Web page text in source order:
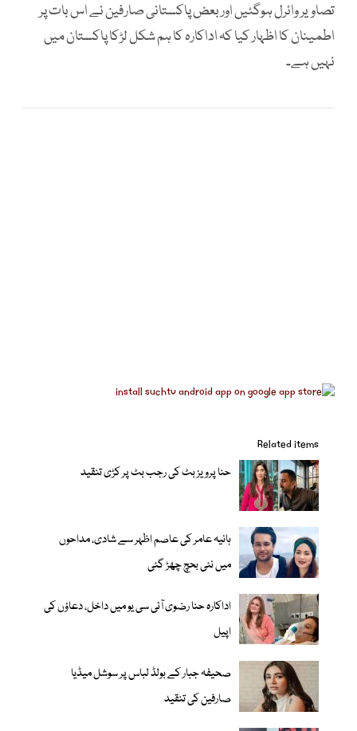
تصاویر وائرل ہوگئیں اور بعض پاکستانی صارفین نے اس بات پر
اطمینان کا اظہار کیا کہ اداکارہ کا ہم شکل لڑکا پاکستان میں
نہیں ہے۔
Related items
حنا پرویز بٹ کی رجب بٹ پر کڑی تنقید
ہانیہ عامر کی عاصم اظہر سے شادی، مداحوں
میں نئی بحچ چھڑ گئی
اداکارہ حنا رضوی آئی سی یو میں داخل، دعاؤں کی
اپیل
صحیفہ جبار کے بولڈ لباس پر سوشل میڈیا
صارفین کی تنقید